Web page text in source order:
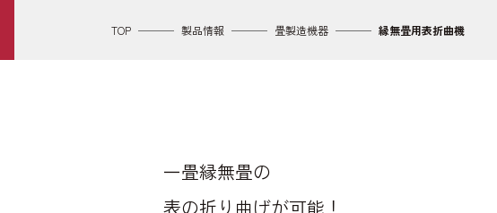
TOP 製品情報 畳製造機器 縁無畳用表折曲機
一畳縁無畳の
表の折り曲げが可能！